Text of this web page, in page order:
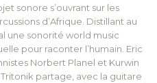
sonore s’ouvrant sur les
d’Afrique. Distillant au
une sonorité world music
pour raconter l’humain. Eric
Norbert Planel et Kurwin
partage, avec la guitare